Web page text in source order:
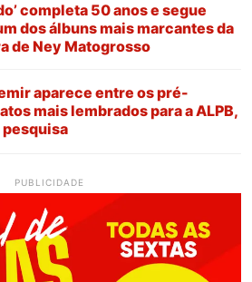
completa 50 anos e segue
dos álbuns mais marcantes da
de Ney Matogrosso
aparece entre os pré-
mais lembrados para a ALPB,
pesquisa
PUBLICIDADE